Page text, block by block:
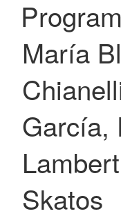
María
García,
Skatos